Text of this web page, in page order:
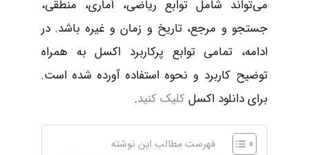
می‌تواند شامل توابع ریاضی، آماری، منطقی،
جستجو و مرجع، تاریخ و زمان و غیره باشد. در
ادامه، تمامی توابع پرکاربرد اکسل به همراه
توضیح کاربرد و نحوه استفاده آورده شده است.
برای دانلود اکسلکلیک کنید.
فهرست مطالب این نوشته